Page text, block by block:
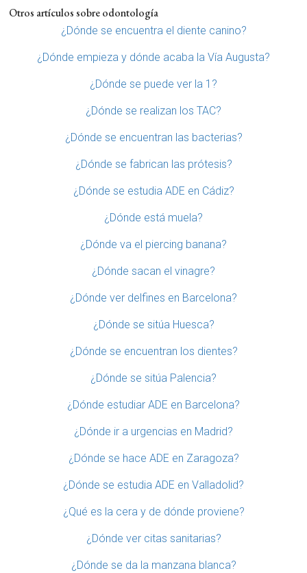
Otros artículos sobre odontología
¿Dónde se encuentra el diente canino?
¿Dónde empieza y dónde acaba la Vía Augusta?
¿Dónde se puede ver la 1?
¿Dónde se realizan los TAC?
¿Dónde se encuentran las bacterias?
¿Dónde se fabrican las prótesis?
¿Dónde se estudia ADE en Cádiz?
¿Dónde está muela?
¿Dónde va el piercing banana?
¿Dónde sacan el vinagre?
¿Dónde ver delfines en Barcelona?
¿Dónde se sitúa Huesca?
¿Dónde se encuentran los dientes?
¿Dónde se sitúa Palencia?
¿Dónde estudiar ADE en Barcelona?
¿Dónde ir a urgencias en Madrid?
¿Dónde se hace ADE en Zaragoza?
¿Dónde se estudia ADE en Valladolid?
¿Qué es la cera y de dónde proviene?
¿Dónde ver citas sanitarias?
¿Dónde se da la manzana blanca?